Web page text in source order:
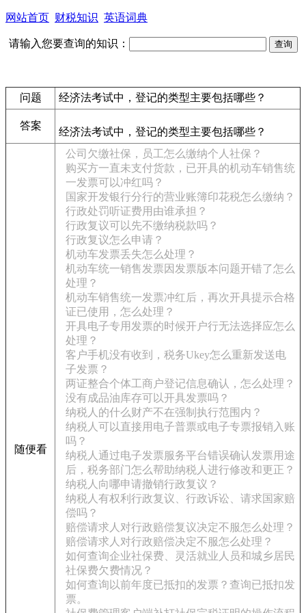
网站首页 财税知识 英语词典
请输入您要查询的知识：
问题 经济法考试中，登记的类型主要包括哪些？
答案
经济法考试中，登记的类型主要包括哪些？
随便看
公司欠缴社保，员工怎么缴纳个人社保？
购买方一直未支付货款，已开具的机动车销售统
一发票可以冲红吗？
国家开发银行分行的营业账簿印花税怎么缴纳？
行政处罚听证费用由谁承担？
行政复议可以先不缴纳税款吗？
行政复议怎么申请？
机动车发票丢失怎么处理？
机动车统一销售发票因发票版本问题开错了怎么
处理？
机动车销售统一发票冲红后，再次开具提示合格
证已使用，怎么处理？
开具电子专用发票的时候开户行无法选择应怎么
处理？
客户手机没有收到，税务Ukey怎么重新发送电
子发票？
两证整合个体工商户登记信息确认，怎么处理？
没有成品油库存可以开具发票吗？
纳税人的什么财产不在强制执行范围内？
纳税人可以直接用电子普票或电子专票报销入账
吗？
纳税人通过电子发票服务平台错误确认发票用途
后，税务部门怎么帮助纳税人进行修改和更正？
纳税人向哪申请撤销行政复议？
纳税人有权利行政复议、行政诉讼、请求国家赔
偿吗？
赔偿请求人对行政赔偿复议决定不服怎么处理？
赔偿请求人对行政赔偿决定不服怎么处理？
如何查询企业社保费、灵活就业人员和城乡居民
社保费欠费情况？
如何查询以前年度已抵扣的发票？查询已抵扣发
票。